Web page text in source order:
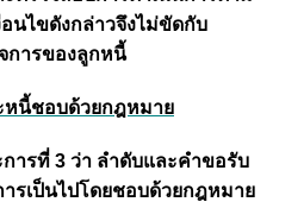
อนไขดังกล่าวจึงไม่ขัดกับ
การของลูกหนี้
หนี้ชอบด้วยกฎหมาย
ารที่ 3 ว่า ลำดับและคำขอรับ
รเป็นไปโดยชอบด้วยกฎหมาย